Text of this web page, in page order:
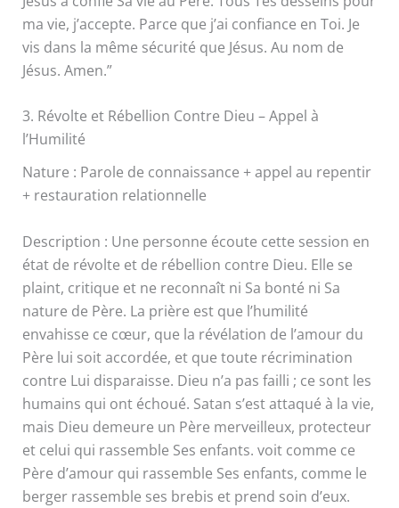
ma vie, j’accepte. Parce que j’ai confiance en Toi. Je
vis dans la même sécurité que Jésus. Au nom de
Jésus. Amen.”
3. Révolte et Rébellion Contre Dieu – Appel à
l’Humilité
Nature : Parole de connaissance + appel au repentir
+ restauration relationnelle
Description : Une personne écoute cette session en
état de révolte et de rébellion contre Dieu. Elle se
plaint, critique et ne reconnaît ni Sa bonté ni Sa
nature de Père. La prière est que l’humilité
envahisse ce cœur, que la révélation de l’amour du
Père lui soit accordée, et que toute récrimination
contre Lui disparaisse. Dieu n’a pas failli ; ce sont les
humains qui ont échoué. Satan s’est attaqué à la vie,
mais Dieu demeure un Père merveilleux, protecteur
et celui qui rassemble Ses enfants. voit comme ce
Père d’amour qui rassemble Ses enfants, comme le
berger rassemble ses brebis et prend soin d’eux.